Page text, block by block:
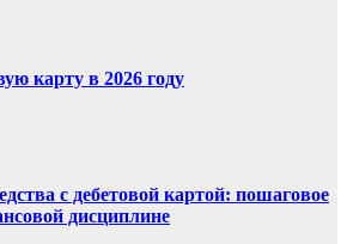
карту в 2026 году
с дебетовой картой: пошаговое
дисциплине